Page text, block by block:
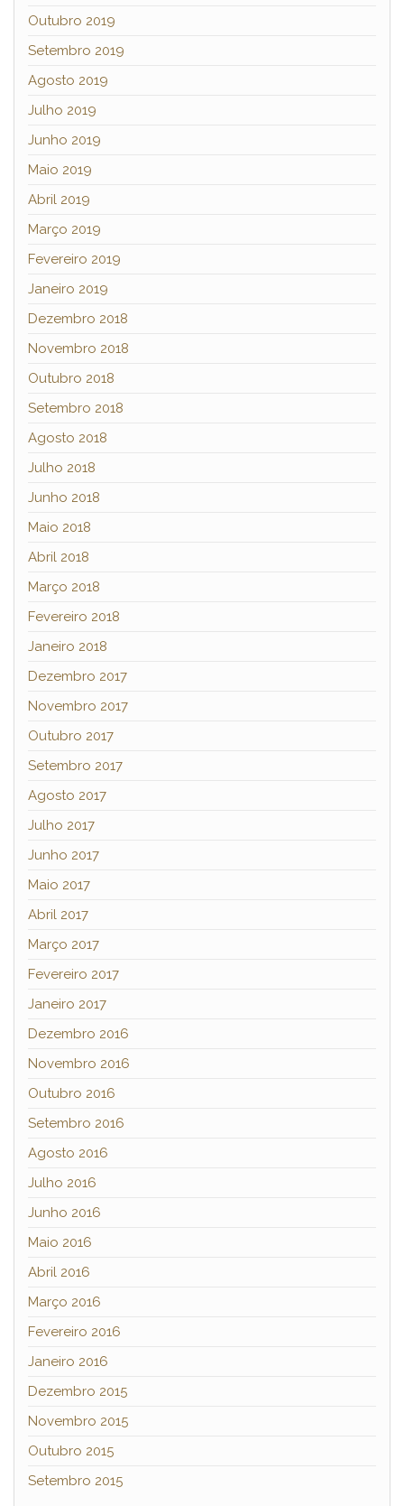
Outubro 2019
Setembro 2019
Agosto 2019
Julho 2019
Junho 2019
Maio 2019
Abril 2019
Março 2019
Fevereiro 2019
Janeiro 2019
Dezembro 2018
Novembro 2018
Outubro 2018
Setembro 2018
Agosto 2018
Julho 2018
Junho 2018
Maio 2018
Abril 2018
Março 2018
Fevereiro 2018
Janeiro 2018
Dezembro 2017
Novembro 2017
Outubro 2017
Setembro 2017
Agosto 2017
Julho 2017
Junho 2017
Maio 2017
Abril 2017
Março 2017
Fevereiro 2017
Janeiro 2017
Dezembro 2016
Novembro 2016
Outubro 2016
Setembro 2016
Agosto 2016
Julho 2016
Junho 2016
Maio 2016
Abril 2016
Março 2016
Fevereiro 2016
Janeiro 2016
Dezembro 2015
Novembro 2015
Outubro 2015
Setembro 2015